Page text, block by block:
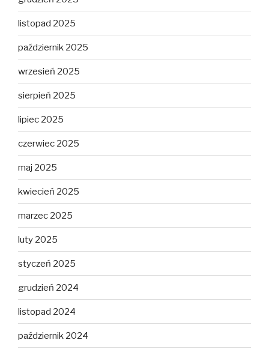
listopad 2025
październik 2025
wrzesień 2025
sierpień 2025
lipiec 2025
czerwiec 2025
maj 2025
kwiecień 2025
marzec 2025
luty 2025
styczeń 2025
grudzień 2024
listopad 2024
październik 2024